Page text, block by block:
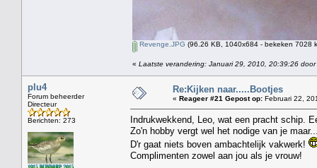
Revenge.JPG (96.26 KB, 1040x684 - bekeken 7028
« Laatste verandering: Januari 29, 2010, 20:39:26
plu4
Forum beheerder
Directeur
Berichten: 273
Re:Kijken naar.....Bootjes
« Reageer #21 Gepost op: Februari 22,
Indrukwekkend, Leo, wat een pracht schip.
Zo'n hobby vergt wel het nodige van je
D'r gaat niets boven ambachtelijk vakwerk!
Complimenten zowel aan jou als je vrouw!